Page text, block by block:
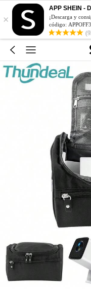
×
APP SHEIN -
¡Descarga y
código: